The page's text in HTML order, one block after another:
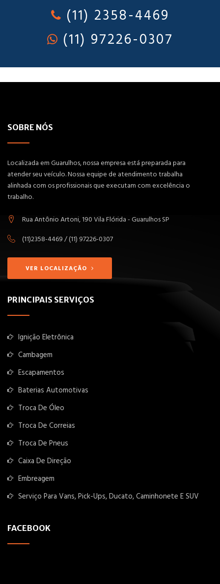
(11) 2358-4469
(11) 97226-0307
SOBRE NÓS
Localizada em Guarulhos, nossa empresa está preparada para
atender seu veículo. Nossa equipe de atendimento trabalha
alinhada com os profissionais que executam com excelência o
trabalho.
Rua Antônio Artoni, 190 Vila Flórida - Guarulhos SP
(11)2358-4469 / (11) 97226-0307
VER LOCALIZAÇÃO
PRINCIPAIS SERVIÇOS
Ignição Eletrônica
Cambagem
Escapamentos
Baterias Automotivas
Troca De Óleo
Troca De Correias
Troca De Pneus
Caixa De Direção
Embreagem
Serviço Para Vans, Pick-Ups, Ducato, Caminhonete E SUV
FACEBOOK